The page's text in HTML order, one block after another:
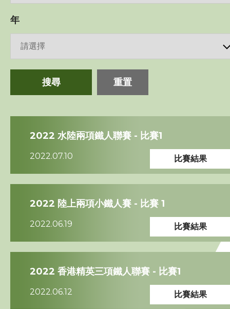
教練
贊助商 / 宣傳
年
搜尋 重置
2022 水陸兩項鐵人聯賽 - 比賽1
2022.07.10 比賽結果
2022 陸上兩項小鐵人賽 - 比賽 1
2022.06.19 比賽結果
2022 香港精英三項鐵人聯賽 - 比賽1
2022.06.12 比賽結果